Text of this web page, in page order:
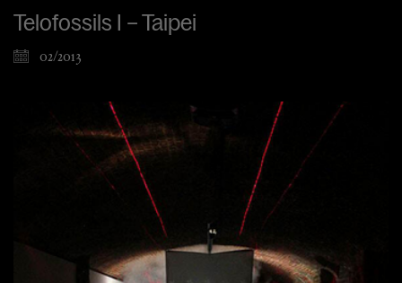
Telofossils I – Taipei
02/2013